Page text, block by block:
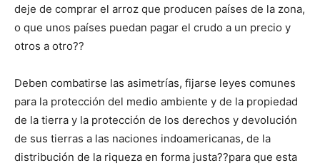
deje de comprar el arroz que producen países de la zona,
o que unos países puedan pagar el crudo a un precio y
otros a otro??
Deben combatirse las asimetrías, fijarse leyes comunes
para la protección del medio ambiente y de la propiedad
de la tierra y la protección de los derechos y devolución
de sus tierras a las naciones indoamericanas, de la
distribución de la riqueza en forma justa??para que esta